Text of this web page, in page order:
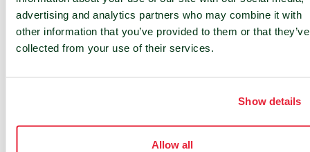
advertising and analytics partners who may combine it with
other information that you’ve provided to them or that they’ve
collected from your use of their services.
Show details
Allow all
Chez nLighten, chaque mise à niveau
représente bien plus qu'une simple
amélioration technique. C'est
Hans Nipshagen